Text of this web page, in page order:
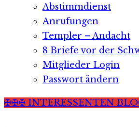
Abstimmdienst
Anrufungen
Templer – Andacht
8 Briefe vor der
Mitglieder Login
Passwort ändern
✠✠✠ INTERESSENTEN